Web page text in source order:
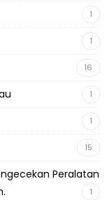
1
1
16
1
1
15
Peralatan
1